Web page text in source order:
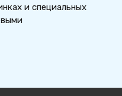
и специальных